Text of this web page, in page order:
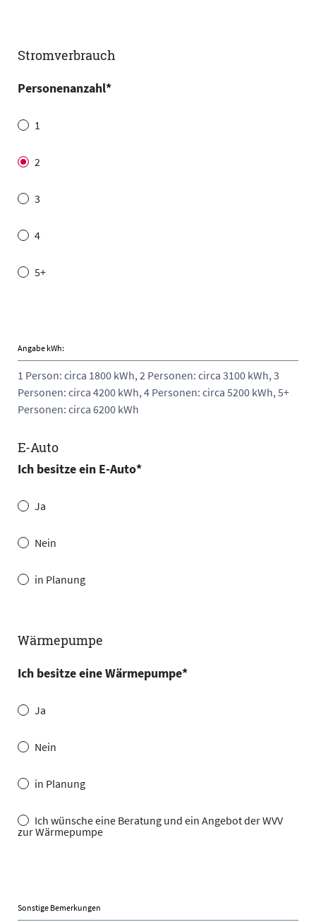
Stromverbrauch
Personenanzahl*
1
2
3
4
5+
Angabe kWh:
1 Person: circa 1800 kWh, 2 Personen: circa 3100 kWh, 3
Personen: circa 4200 kWh, 4 Personen: circa 5200 kWh, 5+
Personen: circa 6200 kWh
E-Auto
Ich besitze ein E-Auto*
Ja
Nein
in Planung
Wärmepumpe
Ich besitze eine Wärmepumpe*
Ja
Nein
in Planung
zur Wärmepumpe
Sonstige Bemerkungen